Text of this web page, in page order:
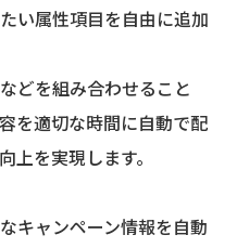
い属性項目を自由に追加
どを組み合わせること
を適切な時間に自動で配
上を実現します。
キャンペーン情報を自動